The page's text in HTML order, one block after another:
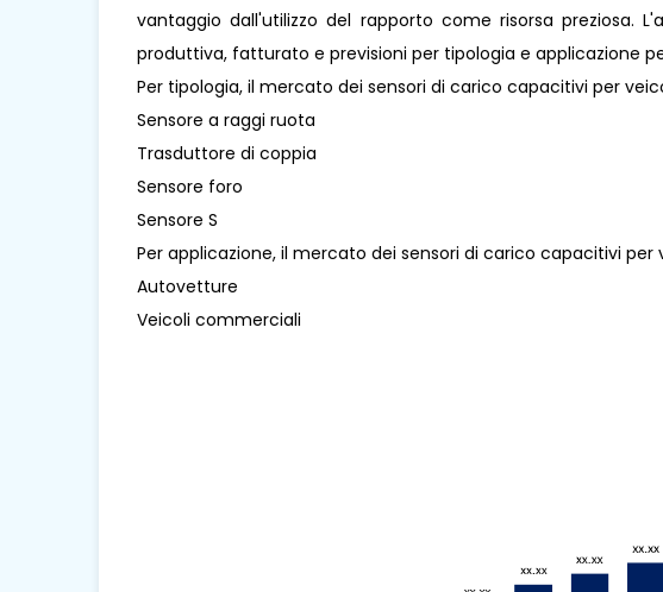
vantaggio dall'utilizzo del rapporto come risorsa preziosa.
produttiva, fatturato e previsioni per tipologia e applicazione
Per tipologia, il mercato dei sensori di carico capacitivi per
Sensore a raggi ruota
Trasduttore di coppia
Sensore foro
Sensore S
Per applicazione, il mercato dei sensori di carico capacitivi per
Autovetture
Veicoli commerciali